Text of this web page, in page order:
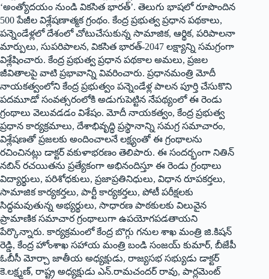
‘అంత్యోదయం నుండి వికసిత భారత్‌’. తెలుగు భాషలో రూపొందిన
500 పేజీల విశ్లేషణాత్మక గ్రంథం. కేంద్ర ప్రభుత్వ ప్రధాన పథకాలు,
పన్నెండేళ్లలో దేశంలో చోటుచేసుకున్న సామాజిక, ఆర్థిక, పరిపాలనా
మార్పులు, సుపరిపాలన, వికసిత భారత్-2047 లక్ష్యాన్ని సమగ్రంగా
విశ్లేషించారు. కేంద్ర ప్రభుత్వ ప్రధాన పథకాల అమలు, ప్రజల
జీవితాలపై వాటి ప్రభావాన్ని వివరించారు. ప్రధానమంత్రి మోదీ
నాయకత్వంలోని కేంద్ర ప్రభుత్వం పన్నెండేళ్ల పాలన పూర్తి చేసుకొని
పదమూడో సంవత్సరంలోకి అడుగుపెట్టిన నేపథ్యంలో ఈ రెండు
గ్రంథాలు వెలువడడం విశేషం. మోదీ నాయకత్వం, కేంద్ర ప్రభుత్వ
ప్రధాన కార్యక్రమాలు, దేశాభివృద్ధి ప్రస్థానాన్ని సమగ్ర సమాచారం,
విశ్లేషణతో ప్రజలకు అందించాలనే లక్ష్యంతో ఈ గ్రంథాలను
రచించినట్లు డాక్టర్ వకుళాభరణం తెలిపారు. ఈ సందర్భంగా నితిన్
నబిన్ రచయితను ప్రత్యేకంగా అభినందిస్తూ ఈ రెండు గ్రంథాలు
విద్యార్థులు, పరిశోధకులు, ప్రజాప్రతినిధులు, విధాన రూపకర్తలు,
సామాజిక కార్యకర్తలు, పార్టీ కార్యకర్తలు, పోటీ పరీక్షలకు
సిద్ధమవుతున్న అభ్యర్థులు, సాధారణ పాఠకులకు విలువైన
ప్రామాణిక సమాచార గ్రంథాలుగా ఉపయోగపడతాయని
పేర్కొన్నారు. కార్యక్రమంలో కేంద్ర బొగ్గు గనుల శాఖ మంత్రి జి.కిషన్
రెడ్డి, కేంద్ర హోంశాఖ సహాయ మంత్రి బండి సంజయ్ కుమార్, బీజేపీ
ఓబీసీ మోర్చా జాతీయ అధ్యక్షుడు, రాజ్యసభ సభ్యుడు డాక్టర్
కె.లక్ష్మణ్, రాష్ట్ర అధ్యక్షుడు ఎన్.రామచందర్ రావు, పార్లమెంట్